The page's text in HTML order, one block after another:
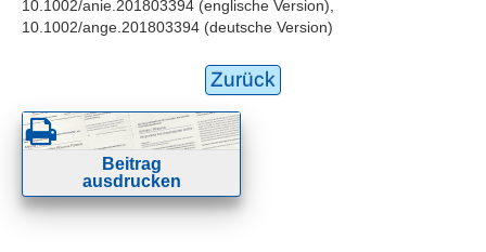
10.1002/anie.201803394 (englische Version),
10.1002/ange.201803394 (deutsche Version)
Zurück
Beitrag
ausdrucken